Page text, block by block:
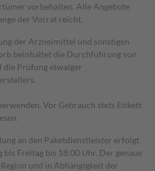
vorbehalten. Alle Angebote
der Vorrat reicht.
der Arzneimittel und sonstigen
beinhaltet die Durchführung von
die Prüfung etwaiger
Vor Gebrauch stets Etikett
an den Paketdienstleister erfolgt
Freitag bis 18:00 Uhr. Der genaue
und in Abhängigkeit der